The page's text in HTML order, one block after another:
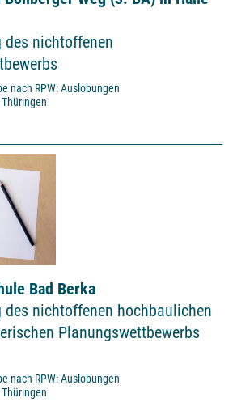
des nichtoffenen
nach RPW: Auslobungen
Bad Berka
des nichtoffenen hochbaulichen
Planungswettbewerbs
nach RPW: Auslobungen